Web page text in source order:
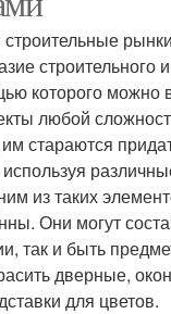
строительного
которого можно
любой
стараются
из таких
Они могут
так и быть
дверные,
для цветов.